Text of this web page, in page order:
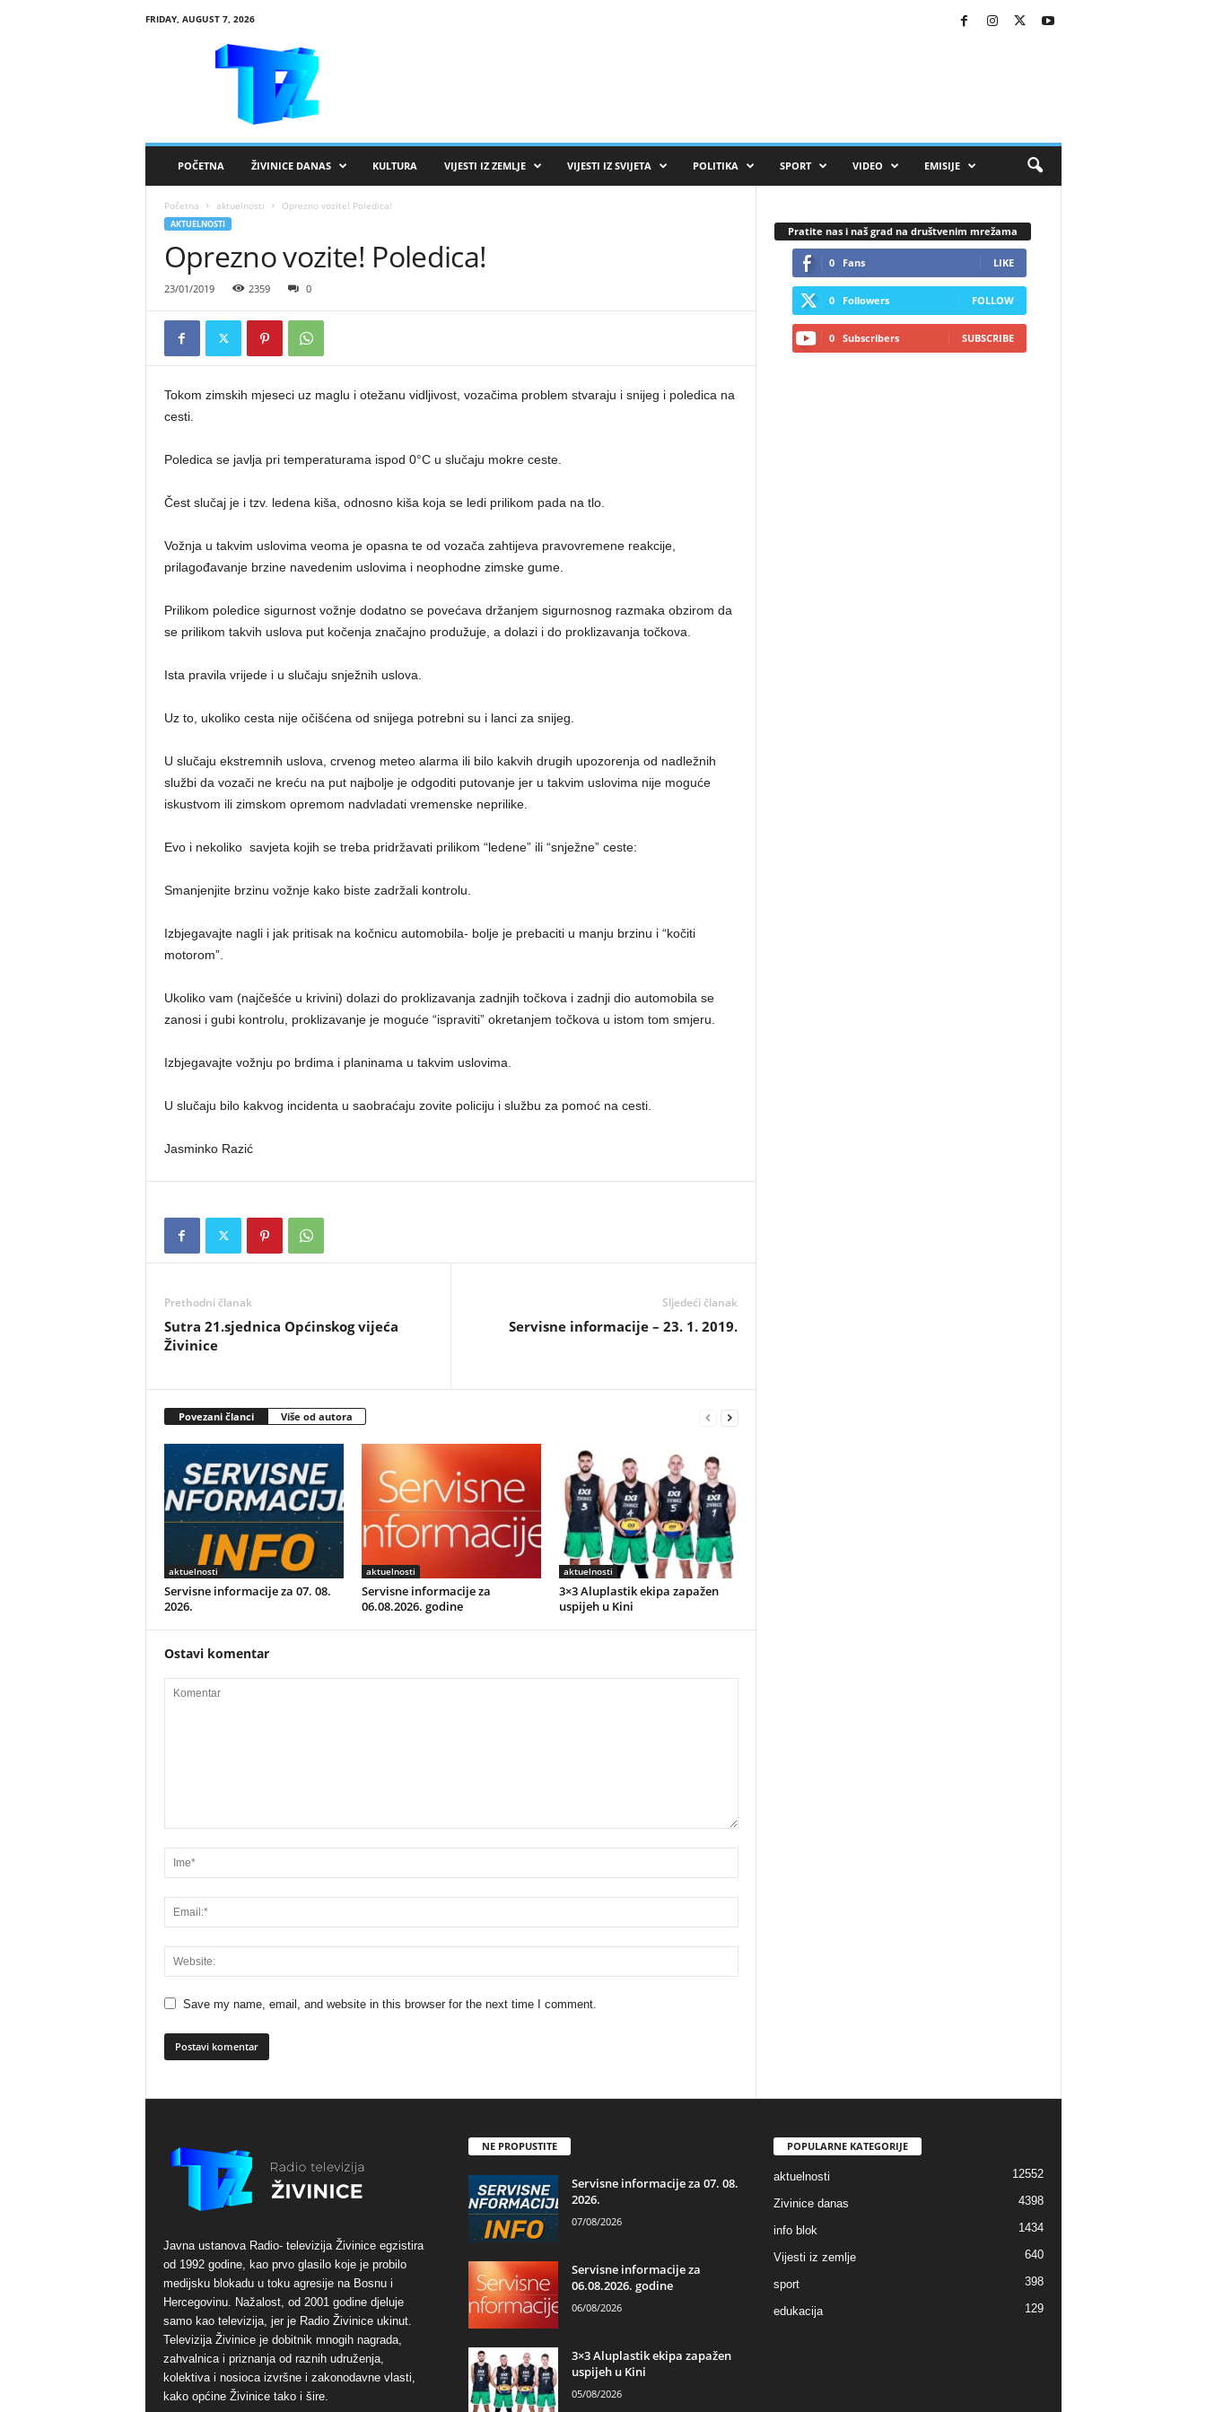
FRIDAY, AUGUST 7, 2026
POČETNA ŽIVINICE DANAS KULTURA VIJESTI IZ ZEMLJE VIJESTI IZ SVIJETA POLITIKA SPORT VIDEO EMISIJE
Početna aktuelnosti Oprezno vozite! Poledica!
AKTUELNOSTI
Oprezno vozite! Poledica!
23/01/2019 2359 0
Tokom zimskih mjeseci uz maglu i otežanu vidljivost, vozačima problem stvaraju i snijeg i poledica na
cesti.
Poledica se javlja pri temperaturama ispod 0°C u slučaju mokre ceste.
Čest slučaj je i tzv. ledena kiša, odnosno kiša koja se ledi prilikom pada na tlo.
Vožnja u takvim uslovima veoma je opasna te od vozača zahtijeva pravovremene reakcije,
prilagođavanje brzine navedenim uslovima i neophodne zimske gume.
Prilikom poledice sigurnost vožnje dodatno se povećava držanjem sigurnosnog razmaka obzirom da
se prilikom takvih uslova put kočenja značajno produžuje, a dolazi i do proklizavanja točkova.
Ista pravila vrijede i u slučaju snježnih uslova.
Uz to, ukoliko cesta nije očišćena od snijega potrebni su i lanci za snijeg.
U slučaju ekstremnih uslova, crvenog meteo alarma ili bilo kakvih drugih upozorenja od nadležnih
službi da vozači ne kreću na put najbolje je odgoditi putovanje jer u takvim uslovima nije moguće
iskustvom ili zimskom opremom nadvladati vremenske neprilike.
Evo i nekoliko savjeta kojih se treba pridržavati prilikom “ledene” ili “snježne” ceste:
Smanjenjite brzinu vožnje kako biste zadržali kontrolu.
Izbjegavajte nagli i jak pritisak na kočnicu automobila- bolje je prebaciti u manju brzinu i “kočiti
motorom”.
Ukoliko vam (najčešće u krivini) dolazi do proklizavanja zadnjih točkova i zadnji dio automobila se
zanosi i gubi kontrolu, proklizavanje je moguće “ispraviti” okretanjem točkova u istom tom smjeru.
Izbjegavajte vožnju po brdima i planinama u takvim uslovima.
U slučaju bilo kakvog incidenta u saobraćaju zovite policiju i službu za pomoć na cesti.
Jasminko Razić
Prethodni članak
Sutra 21.sjednica Općinskog vijeća
Živinice
Sljedeći članak
Servisne informacije – 23. 1. 2019.
Povezani članci Više od autora
aktuelnosti
Servisne informacije za 07. 08.
2026.
aktuelnosti
Servisne informacije za
06.08.2026. godine
aktuelnosti
3×3 Aluplastik ekipa zapažen
uspijeh u Kini
Ostavi komentar
Save my name, email, and website in this browser for the next time I comment.
Pratite nas i naš grad na društvenim mrežama
0 Fans LIKE
0 Followers FOLLOW
0 Subscribers SUBSCRIBE
Javna ustanova Radio- televizija Živinice egzistira
od 1992 godine, kao prvo glasilo koje je probilo
medijsku blokadu u toku agresije na Bosnu i
Hercegovinu. Nažalost, od 2001 godine djeluje
samo kao televizija, jer je Radio Živinice ukinut.
Televizija Živinice je dobitnik mnogih nagrada,
zahvalnica i priznanja od raznih udruženja,
kolektiva i nosioca izvršne i zakonodavne vlasti,
kako općine Živinice tako i šire.
NE PROPUSTITE
Servisne informacije za 07. 08.
2026.
07/08/2026
Servisne informacije za
06.08.2026. godine
06/08/2026
3×3 Aluplastik ekipa zapažen
uspijeh u Kini
05/08/2026
POPULARNE KATEGORIJE
aktuelnosti 12552
Zivinice danas 4398
info blok 1434
Vijesti iz zemlje 640
sport 398
edukacija 129